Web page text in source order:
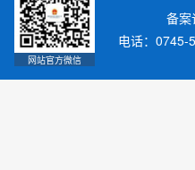
网站官方微信
备案
电话：